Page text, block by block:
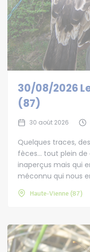
30/08/2026
(87)
30 août 2026
Quelques traces,
fèces… tout plein de
inaperçus mais qui
méconnu qui nous
Haute-Vienne (87)